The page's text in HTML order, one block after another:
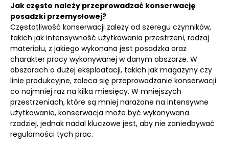
Jak często należy przeprowadzać konserwację
posadzki przemysłowej?
Częstotliwość konserwacji zależy od szeregu czynników,
takich jak intensywność użytkowania przestrzeni, rodzaj
materiału, z jakiego wykonana jest posadzka oraz
charakter pracy wykonywanej w danym obszarze. W
obszarach o dużej eksploatacji, takich jak magazyny czy
linie produkcyjne, zaleca się przeprowadzanie konserwacji
co najmniej raz na kilka miesięcy. W mniejszych
przestrzeniach, które są mniej narażone na intensywne
użytkowanie, konserwacja może być wykonywana
rzadziej, jednak nadal kluczowe jest, aby nie zaniedbywać
regularności tych prac.